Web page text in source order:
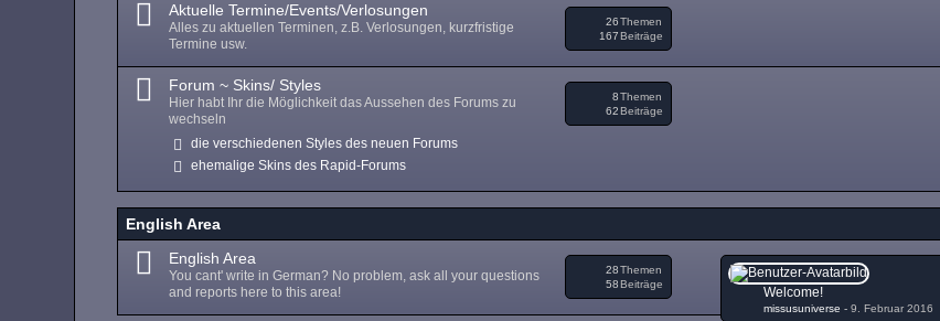
Aktuelle Termine/Events/Verlosungen
Alles zu aktuellen Terminen, z.B. Verlosungen, kurzfristige
Termine usw.
Themen
26
Beiträge
167
Forum ~ Skins/ Styles
Hier habt Ihr die Möglichkeit das Aussehen des Forums zu
wechseln
Themen
8
Beiträge
62
die verschiedenen Styles des neuen Forums
ehemalige Skins des Rapid-Forums
English Area
English Area
You cant' write in German? No problem, ask all your questions
and reports here to this area!
Themen
28
Beiträge
58
Welcome!
missusuniverse -9. Februar 2016